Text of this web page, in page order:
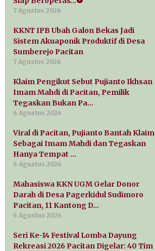
7 Agustus 2026
KKNT IPB Ubah Galon Bekas Jadi
Sistem Akuaponik Produktif di Desa
Sumberejo Pacitan
7 Agustus 2026
Klaim Pengikut Sebut Pujianto Ikhsan
Imam Mahdi di Pacitan, Pemilik
Tegaskan Bukan Pa…
6 Agustus 2026
Viral di Pacitan, Pujianto Bantah Klaim
Sebagai Imam Mahdi dan Tegaskan
Hanya Tempat …
6 Agustus 2026
Mahasiswa KKN UGM Gelar Donor
Darah di Desa Pagerkidul Sudimoro
Pacitan, 11 Kantong D…
6 Agustus 2026
Seri Ke-14 Festival Lomba Dayung
Rekreasi 2026 Pacitan Digelar: 40 Tim